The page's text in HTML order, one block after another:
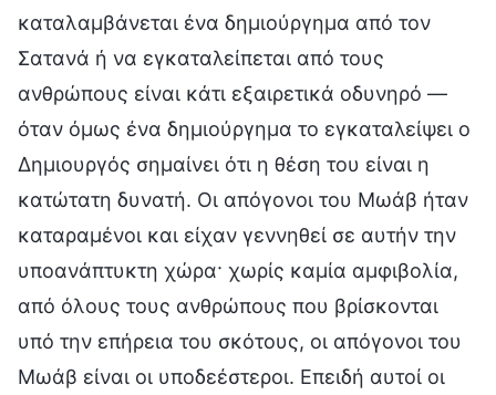
καταλαμβάνεται ένα δημιούργημα από τον
Σατανά ή να εγκαταλείπεται από τους
ανθρώπους είναι κάτι εξαιρετικά οδυνηρό —
όταν όμως ένα δημιούργημα το εγκαταλείψει ο
Δημιουργός σημαίνει ότι η θέση του είναι η
κατώτατη δυνατή. Οι απόγονοι του Μωάβ ήταν
καταραμένοι και είχαν γεννηθεί σε αυτήν την
υποανάπτυκτη χώρα· χωρίς καμία αμφιβολία,
από όλους τους ανθρώπους που βρίσκονται
υπό την επήρεια του σκότους, οι απόγονοι του
Μωάβ είναι οι υποδεέστεροι. Επειδή αυτοί οι